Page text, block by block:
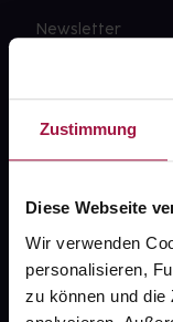
Zustimmung
Diese Webseite
Wir verwenden
personalisieren,
zu können und die
Newsletter
Datenschutz
AGB
Impressum